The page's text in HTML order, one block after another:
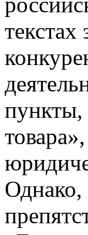
пункты,
Однако,